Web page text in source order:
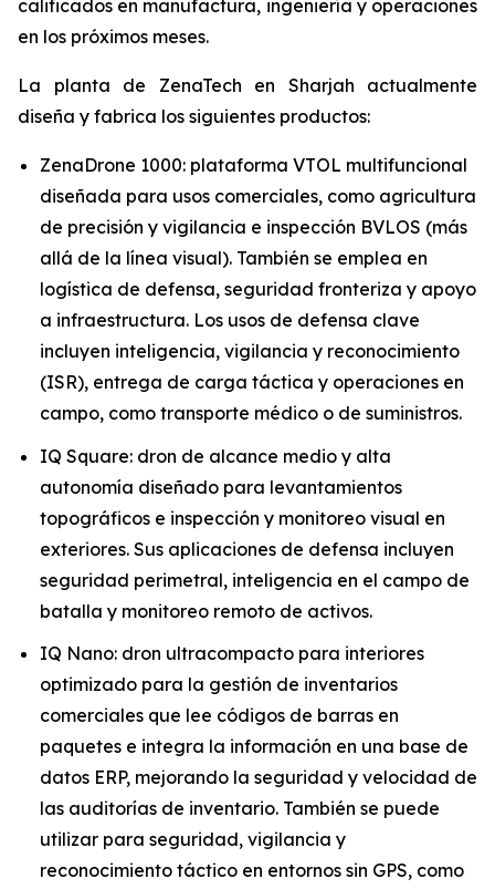
calificados en manufactura, ingeniería y operaciones
en los próximos meses.
La planta de ZenaTech en Sharjah actualmente
diseña y fabrica los siguientes productos:
ZenaDrone 1000: plataforma VTOL multifuncional
diseñada para usos comerciales, como agricultura
de precisión y vigilancia e inspección BVLOS (más
allá de la línea visual). También se emplea en
logística de defensa, seguridad fronteriza y apoyo
a infraestructura. Los usos de defensa clave
incluyen inteligencia, vigilancia y reconocimiento
(ISR), entrega de carga táctica y operaciones en
campo, como transporte médico o de suministros.
IQ Square: dron de alcance medio y alta
autonomía diseñado para levantamientos
topográficos e inspección y monitoreo visual en
exteriores. Sus aplicaciones de defensa incluyen
seguridad perimetral, inteligencia en el campo de
batalla y monitoreo remoto de activos.
IQ Nano: dron ultracompacto para interiores
optimizado para la gestión de inventarios
comerciales que lee códigos de barras en
paquetes e integra la información en una base de
datos ERP, mejorando la seguridad y velocidad de
las auditorías de inventario. También se puede
utilizar para seguridad, vigilancia y
reconocimiento táctico en entornos sin GPS, como